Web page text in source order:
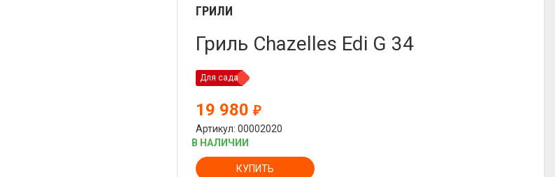
ГРИЛИ
Гриль Chazelles Edi G 34
Для сада
19 980₽
Артикул: 00002020
В НАЛИЧИИ
КУПИТЬ